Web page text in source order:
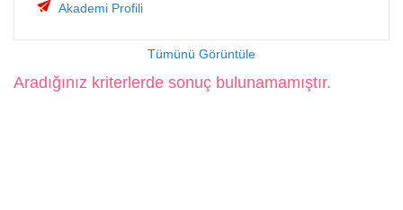
Akademi Profili
Tümünü Görüntüle
Aradığınız kriterlerde sonuç bulunamamıştır.